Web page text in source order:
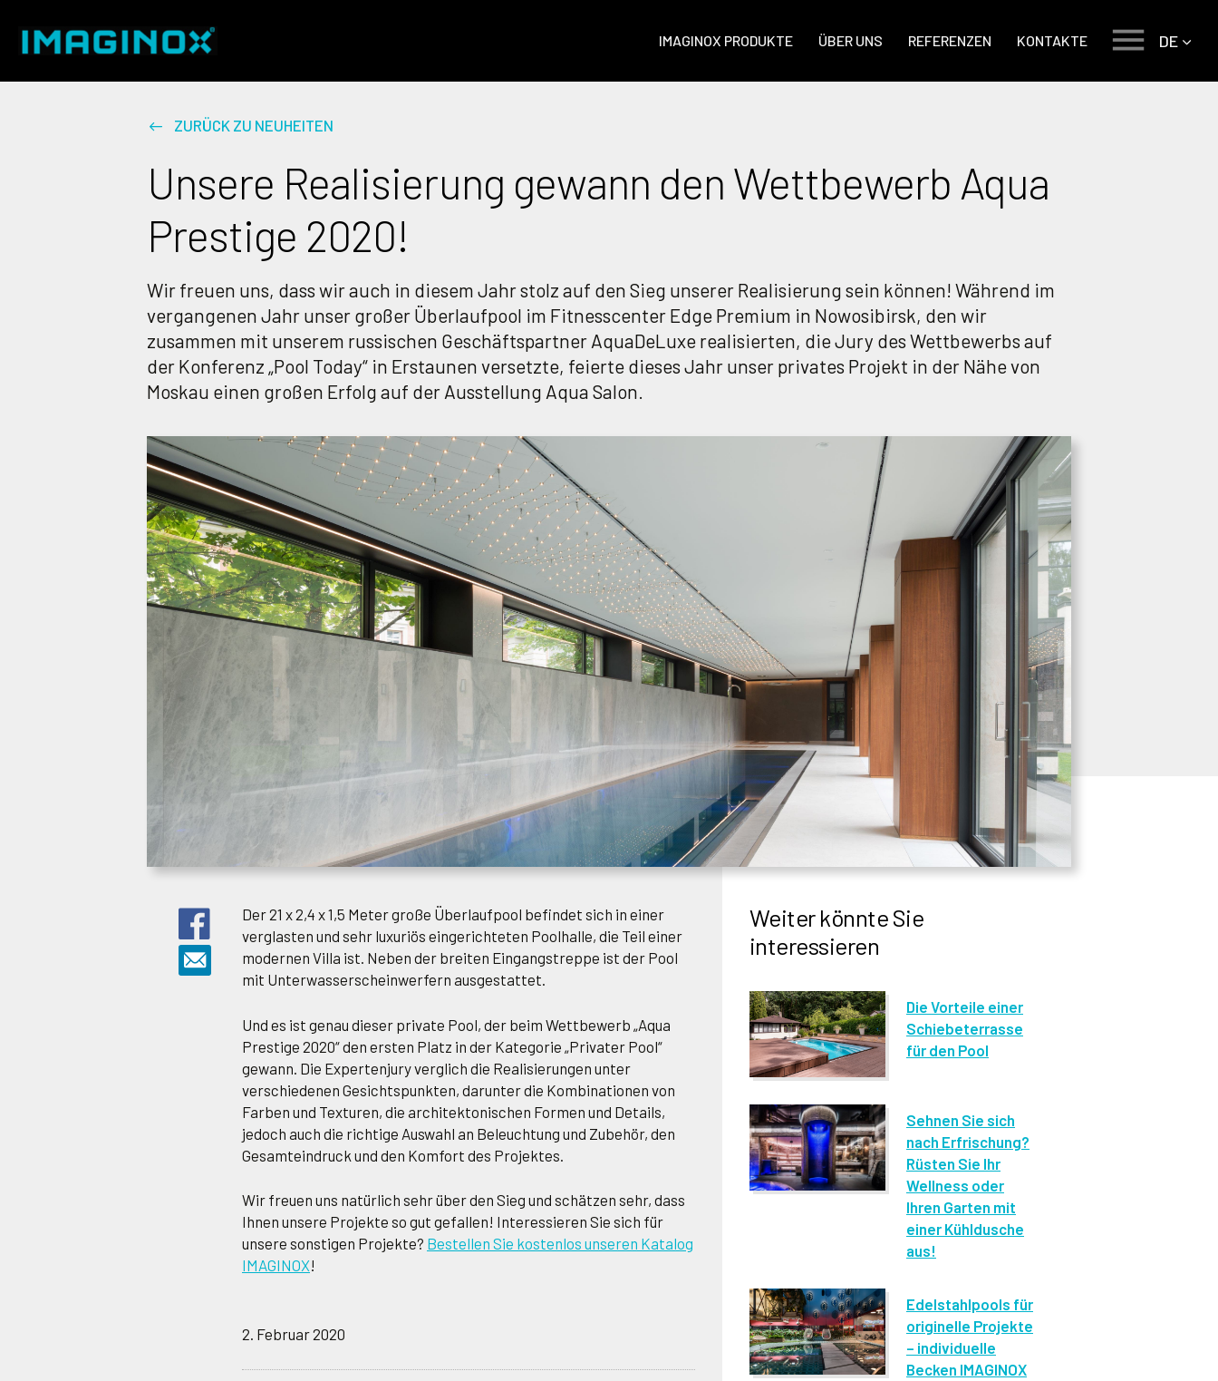
IMAGINOX PRODUKTE ÜBER UNS REFERENZEN KONTAKTE DE
ZURÜCK ZU NEUHEITEN
Unsere Realisierung gewann den Wettbewerb Aqua
Prestige 2020!
Wir freuen uns, dass wir auch in diesem Jahr stolz auf den Sieg unserer Realisierung sein können! Während im
vergangenen Jahr unser großer Überlaufpool im Fitnesscenter Edge Premium in Nowosibirsk, den wir
zusammen mit unserem russischen Geschäftspartner AquaDeLuxe realisierten, die Jury des Wettbewerbs auf
der Konferenz „Pool Today“ in Erstaunen versetzte, feierte dieses Jahr unser privates Projekt in der Nähe von
Moskau einen großen Erfolg auf der Ausstellung Aqua Salon.
Der 21 x 2,4 x 1,5 Meter große Überlaufpool befindet sich in einer
verglasten und sehr luxuriös eingerichteten Poolhalle, die Teil einer
modernen Villa ist. Neben der breiten Eingangstreppe ist der Pool
mit Unterwasserscheinwerfern ausgestattet.
Und es ist genau dieser private Pool, der beim Wettbewerb „Aqua
Prestige 2020“ den ersten Platz in der Kategorie „Privater Pool“
gewann. Die Expertenjury verglich die Realisierungen unter
verschiedenen Gesichtspunkten, darunter die Kombinationen von
Farben und Texturen, die architektonischen Formen und Details,
jedoch auch die richtige Auswahl an Beleuchtung und Zubehör, den
Gesamteindruck und den Komfort des Projektes.
Wir freuen uns natürlich sehr über den Sieg und schätzen sehr, dass
Ihnen unsere Projekte so gut gefallen! Interessieren Sie sich für
unsere sonstigen Projekte? Bestellen Sie kostenlos unseren Katalog
IMAGINOX!
2. Februar 2020
Weiter könnte Sie
interessieren
Die Vorteile einer
Schiebeterrasse
für den Pool
Sehnen Sie sich
nach Erfrischung?
Rüsten Sie Ihr
Wellness oder
Ihren Garten mit
einer Kühldusche
aus!
Edelstahlpools für
originelle Projekte
– individuelle
Becken IMAGINOX